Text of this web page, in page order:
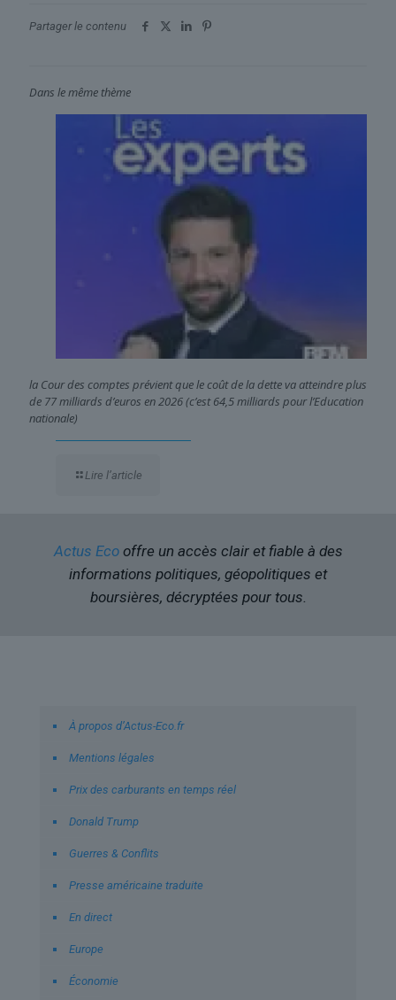
Partager le contenu
Dans le même thème
la Cour des comptes prévient que le coût de la dette va atteindre plus
de 77 milliards d’euros en 2026 (c’est 64,5 milliards pour l’Education
nationale)
Lire l’article
Actus Ecooffre un accès clair et fiable à des
informations politiques, géopolitiques et
boursières, décryptées pour tous.
À propos d’Actus-Eco.fr
Mentions légales
Prix des carburants en temps réel
Donald Trump
Guerres & Conflits
Presse américaine traduite
En direct
Europe
Économie